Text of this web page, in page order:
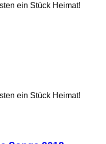
ein Stück Heimat!
ein Stück Heimat!